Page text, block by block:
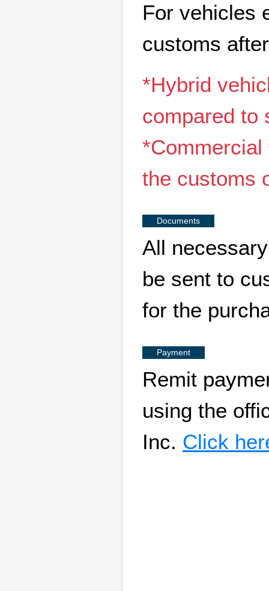
For vehicles
customs
*Hybrid
compared to
the customs
Documents
All
be sent to
for the
Payment
Remit
using the
Inc. Click